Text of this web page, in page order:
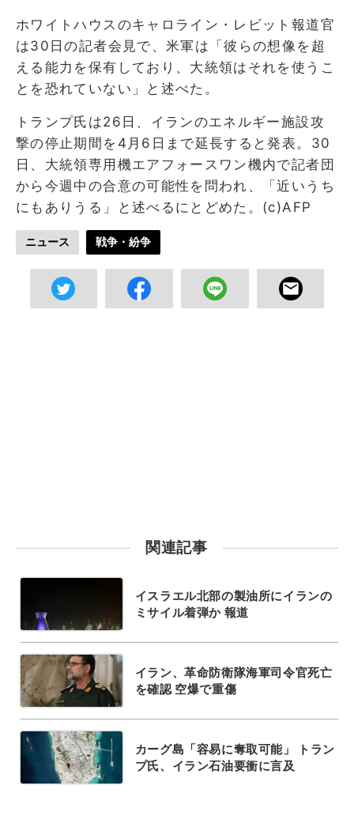
ホワイトハウスのキャロライン・レビット報道官
は30日の記者会見で、米軍は「彼らの想像を超
える能力を保有しており、大統領はそれを使うこ
とを恐れていない」と述べた。
トランプ氏は26日、イランのエネルギー施設攻
撃の停止期間を4月6日まで延長すると発表。30
日、大統領専用機エアフォースワン機内で記者団
から今週中の合意の可能性を問われ、「近いうち
にもありうる」と述べるにとどめた。(c)AFP
ニュース 戦争・紛争
関連記事
イスラエル北部の製油所にイランの
ミサイル着弾か 報道
イラン、革命防衛隊海軍司令官死亡
を確認 空爆で重傷
カーグ島「容易に奪取可能」 トラン
プ氏、イラン石油要衝に言及